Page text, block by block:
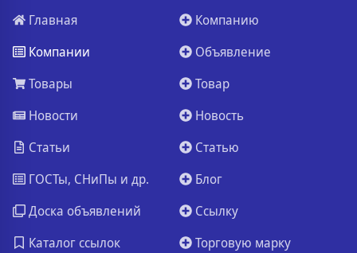
Главная
Компании
Товары
Новости
Статьи
ГОСТы, СНиПы и др.
Доска объявлений
Каталог ссылок
Компанию
Объявление
Товар
Новость
Статью
Блог
Ссылку
Торговую марку